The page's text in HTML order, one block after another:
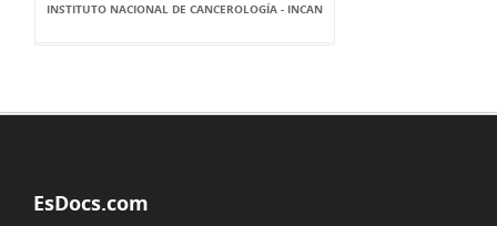
INSTITUTO NACIONAL DE CANCEROLOGÍA - INCAN
EsDocs.com